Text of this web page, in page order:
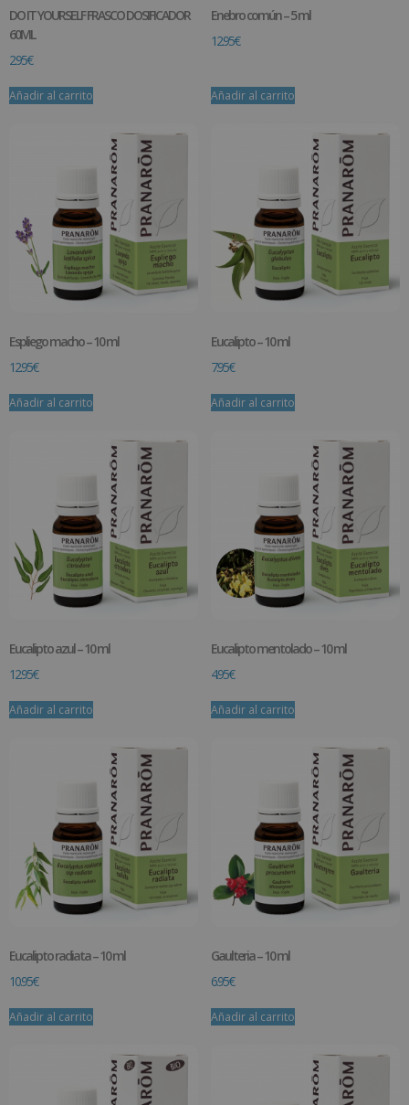
DO IT YOURSELF FRASCO DOSIFICADOR
60ML
2.95€
Añadir al carrito
Enebro común – 5 ml
12.95€
Añadir al carrito
Espliego macho – 10 ml
12.95€
Añadir al carrito
Eucalipto – 10 ml
7.95€
Añadir al carrito
Eucalipto azul – 10 ml
12.95€
Añadir al carrito
Eucalipto mentolado – 10 ml
4.95€
Añadir al carrito
Eucalipto radiata – 10 ml
10.95€
Añadir al carrito
Gaulteria – 10 ml
6.95€
Añadir al carrito